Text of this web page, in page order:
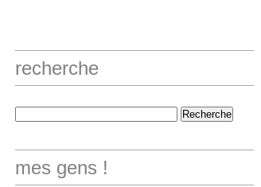
recherche
mes gens !